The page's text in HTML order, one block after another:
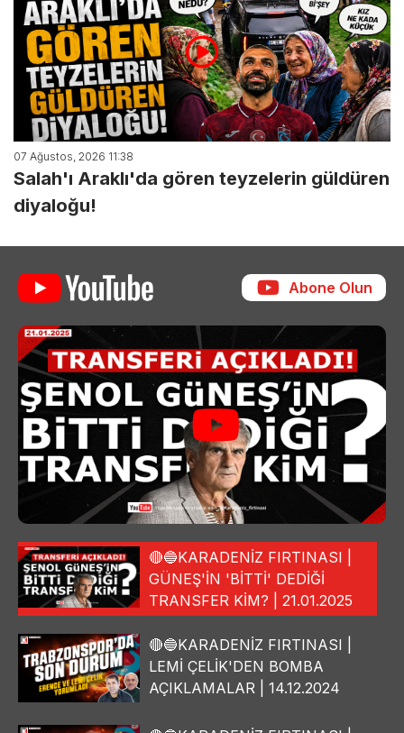
07 Ağustos, 2026 11:38
Salah'ı Araklı'da gören teyzelerin güldüren
diyaloğu!
Abone Olun
🔴🔵KARADENİZ FIRTINASI |
GÜNEŞ'İN 'BİTTİ' DEDİĞİ
TRANSFER KİM? | 21.01.2025
🔴🔵KARADENİZ FIRTINASI |
LEMİ ÇELİK'DEN BOMBA
AÇIKLAMALAR | 14.12.2024